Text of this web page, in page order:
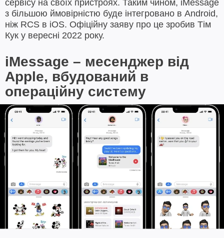
сервісу на своїх пристроях. Таким чином, iMessage
з більшою ймовірністю буде інтегровано в Android,
ніж RCS в iOS. Офіційну заяву про це зробив Тім
Кук у вересні 2022 року.
iMessage – месенджер від
Apple, вбудований в
операційну систему